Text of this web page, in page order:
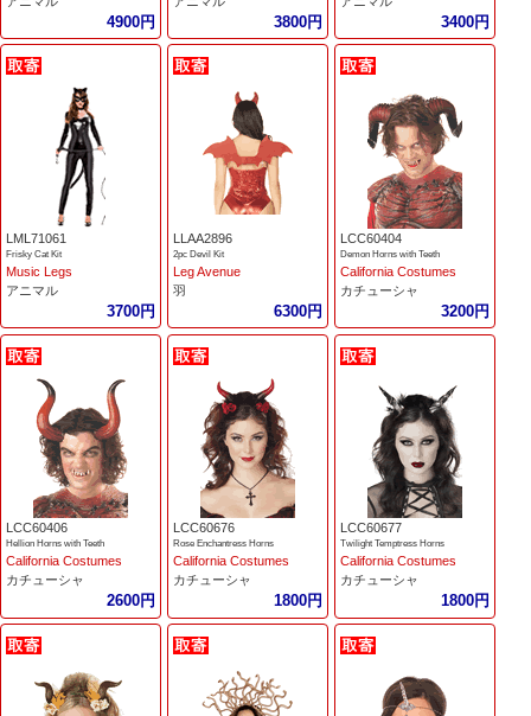
4900円 3800円 3400円
LML71061
Frisky Cat Kit
Music Legs
アニマル
3700円
LLAA2896
2pc Devil Kit
Leg Avenue
羽
6300円
LCC60404
Demon Horns with Teeth
California Costumes
カチューシャ
3200円
LCC60406
Hellion Horns with Teeth
California Costumes
カチューシャ
2600円
LCC60676
Rose Enchantress Horns
California Costumes
カチューシャ
1800円
LCC60677
Twilight Temptress Horns
California Costumes
カチューシャ
1800円